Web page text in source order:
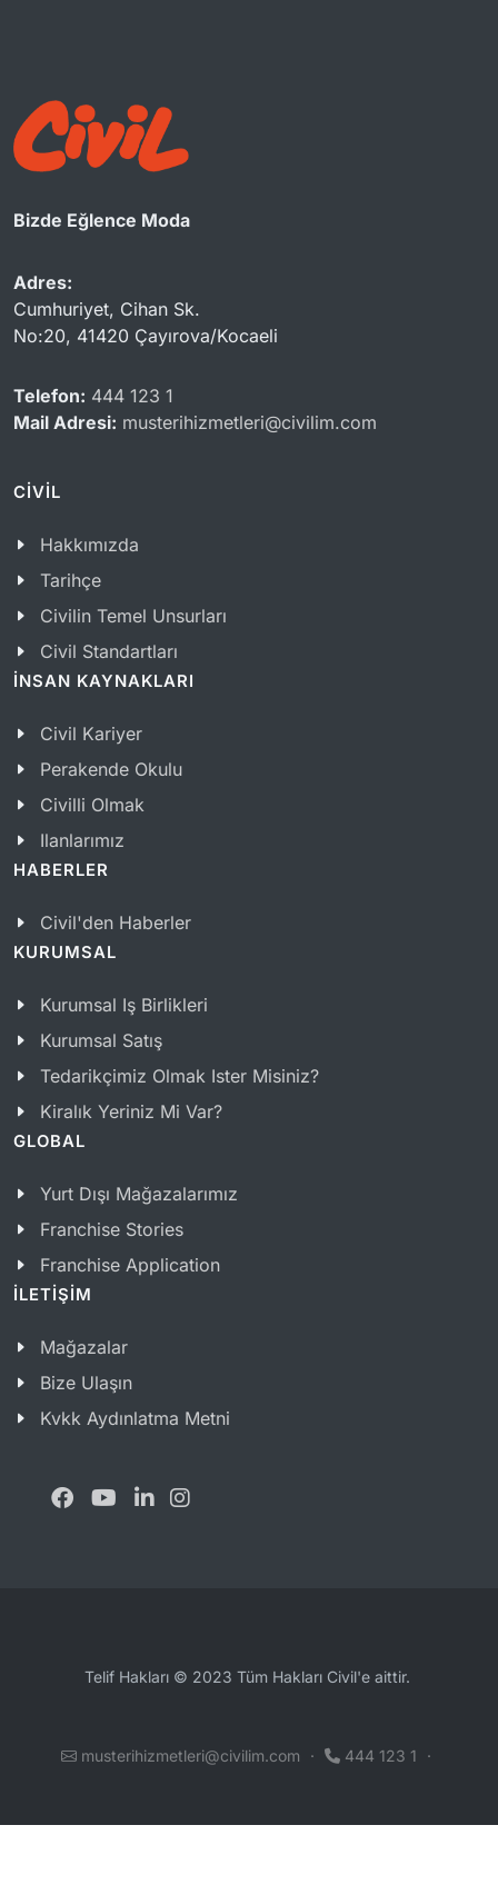
Bizde Eğlence Moda
Adres:
Cumhuriyet, Cihan Sk.
No:20, 41420 Çayırova/Kocaeli
Telefon: 444 123 1
Mail Adresi: musterihizmetleri@civilim.com
CİVİL
Hakkımızda
Tarihçe
Civilin Temel Unsurları
Civil Standartları
İNSAN KAYNAKLARI
Civil Kariyer
Perakende Okulu
Civilli Olmak
Ilanlarımız
HABERLER
Civil'den Haberler
KURUMSAL
Kurumsal Iş Birlikleri
Kurumsal Satış
Tedarikçimiz Olmak Ister Misiniz?
Kiralık Yeriniz Mi Var?
GLOBAL
Yurt Dışı Mağazalarımız
Franchise Stories
Franchise Application
İLETİŞİM
Mağazalar
Bize Ulaşın
Kvkk Aydınlatma Metni
Telif Hakları © 2023 Tüm Hakları Civil'e aittir.
musterihizmetleri@civilim.com · 444 123 1 ·